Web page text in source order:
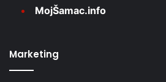
MojŠamac.info
Marketing